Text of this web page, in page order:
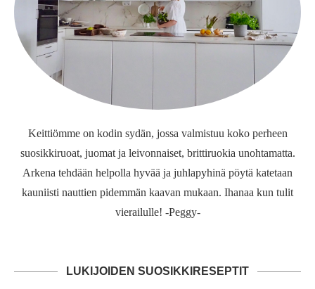
Keittiömme on kodin sydän, jossa valmistuu koko perheen
suosikkiruoat, juomat ja leivonnaiset, brittiruokia unohtamatta.
Arkena tehdään helpolla hyvää ja juhlapyhinä pöytä katetaan
kauniisti nauttien pidemmän kaavan mukaan. Ihanaa kun tulit
vierailulle! -Peggy-
LUKIJOIDEN SUOSIKKIRESEPTIT